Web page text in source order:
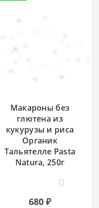
Макароны без
глютена из
кукурузы и риса
Органик
Тальятелле Pasta
Natura, 250г
680 ₽